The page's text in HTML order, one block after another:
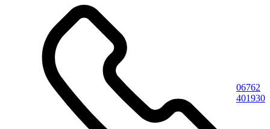
06762
401930